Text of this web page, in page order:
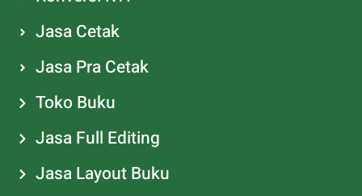
Jasa Cetak
Jasa Pra Cetak
Toko Buku
Jasa Full Editing
Jasa Layout Buku